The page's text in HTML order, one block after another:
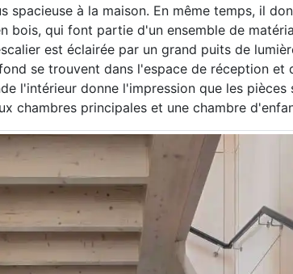
spacieuse à la maison. En même temps, il
bois, qui font partie d'un ensemble de
est éclairée par un grand puits de
se trouvent dans l'espace de réception et
l'intérieur donne l'impression que les
chambres principales et une chambre